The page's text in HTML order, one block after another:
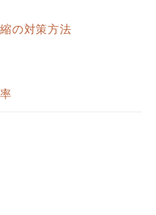
の対策方法